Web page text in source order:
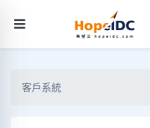
客戶系統